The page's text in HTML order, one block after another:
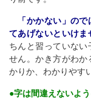
「かかない」の
てあげないといけま
ちんと習っていない
せん。かき方がわ
かりか、わかりやす
●字は間違えないよ